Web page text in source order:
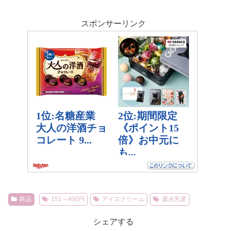
スポンサーリンク
商品 151～400円 アイスクリーム 森永乳業
シェアする